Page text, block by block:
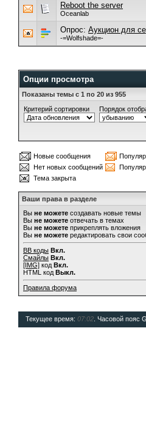
Reboot the server
Oceanlab
Опрос: Аукцион для
-=Wolfshade=-
Опции просмотра
Показаны темы с 1 по 20 из 955
Критерий сортировки
Порядок
Новые сообщения
Нет новых сообщений
Тема закрыта
Ваши права в разделе
Вы не можете создавать новые темы
Вы не можете отвечать в темах
Вы не можете прикреплять вложения
Вы не можете редактировать свои
BB коды Вкл.
Смайлы Вкл.
[IMG] код Вкл.
HTML код Выкл.
Правила форума
Текущее время: 07:02 . Часовой пояс